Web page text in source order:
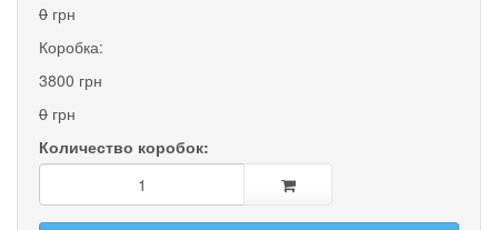
0 грн
Коробка:
3800 грн
0 грн
Количество коробок: